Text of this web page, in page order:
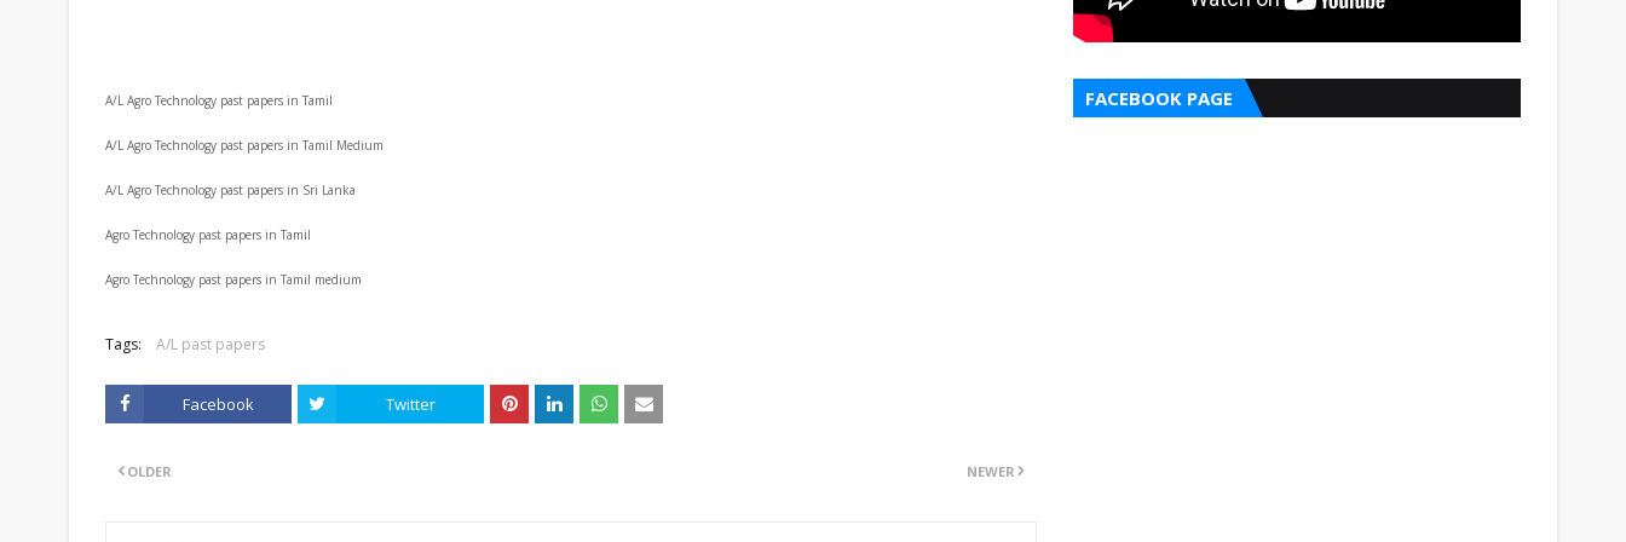
A/L Agro Technology past papers in Tamil
A/L Agro Technology past papers in Tamil Medium
A/L Agro Technology past papers in Sri Lanka
Agro Technology past papers in Tamil
Agro Technology past papers in Tamil medium
Tags: A/L past papers
Facebook Twitter
NEWER
OLDER
FACEBOOK PAGE